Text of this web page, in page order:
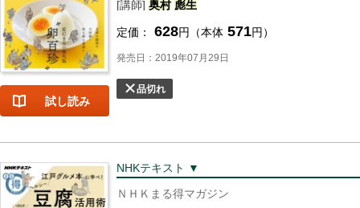
試し読み
[講師] 奥村 彪生
定価： 628円（本体 571円）
発売日：2019年07月29日
品切れ
NHKテキスト ▼
ＮＨＫまる得マガジン